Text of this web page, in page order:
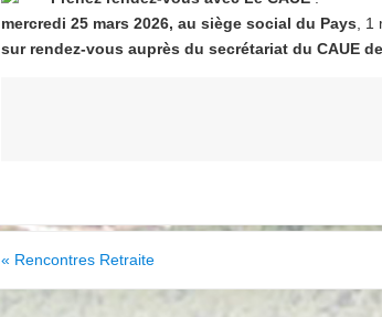
mercredi 25 mars 2026, au siège social du Pays ,
sur rendez-vous auprès du secrétariat du CAUE
« Rencontres Retraite